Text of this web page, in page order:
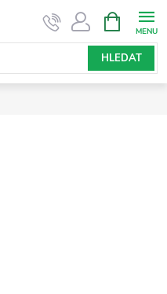
HLEDAT
NÁKUPNÍ
KOŠÍK